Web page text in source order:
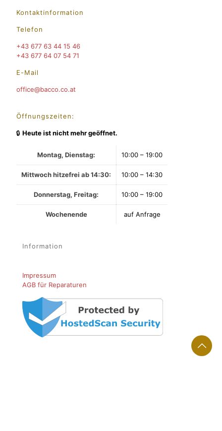
Kontaktinformation
Telefon
+43 677 63 44 15 46
+43 677 64 07 54 71
E-Mail
office@bacco.co.at
Öffnungszeiten:
🔒 Heute ist nicht mehr geöffnet.
Montag, Dienstag: 10:00 – 19:00
Mittwoch hitzefrei ab 14:30: 10:00 – 14:30
Donnerstag, Freitag: 10:00 – 19:00
Wochenende auf Anfrage
Information
Impressum
AGB für Reparaturen